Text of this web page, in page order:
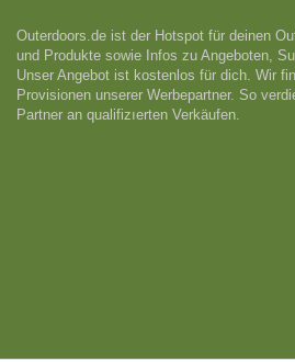
Outerdoors.de ist der Hotspot für deinen
und Produkte sowie Infos zu Angeboten,
Unser Angebot ist kostenlos für dich. Wir
Provisionen unserer Werbepartner. So
Partner an qualifizıerten Verkäufen.